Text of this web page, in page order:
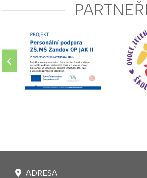
PARTNEŘI
ADRESA